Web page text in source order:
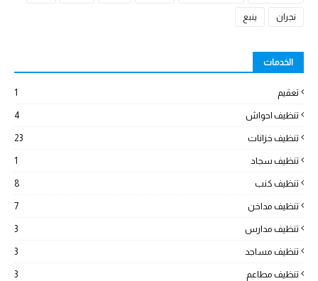
نجران ينبع
الخدمات
تعقيم 1
تنظيف احواش 4
تنظيف خزانات 23
تنظيف سجاد 1
تنظيف كنب 8
تنظيف مداخن 7
تنظيف مدارس 3
تنظيف مساجد 3
تنظيف مطاعم 3